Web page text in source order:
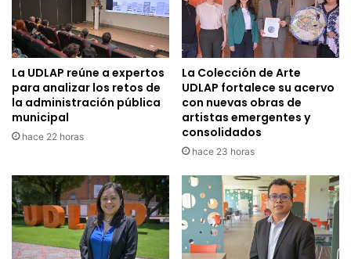
La UDLAP reúne a expertos
para analizar los retos de
la administración pública
municipal
hace 22 horas
La Colección de Arte
UDLAP fortalece su acervo
con nuevas obras de
artistas emergentes y
consolidados
hace 23 horas